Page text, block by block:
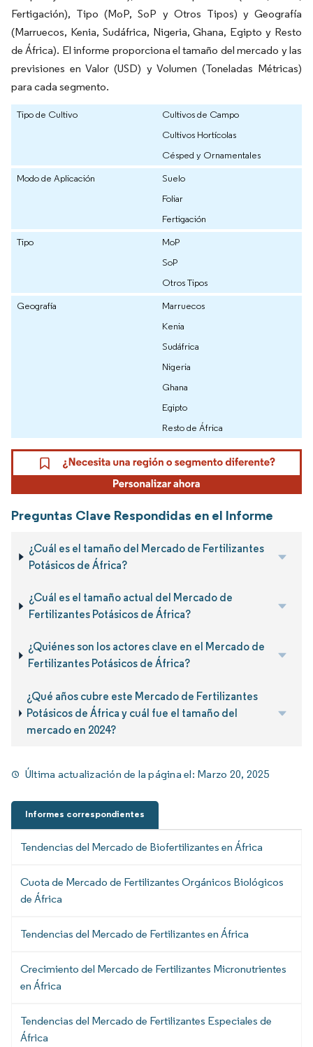
Fertigación), Tipo (MoP, SoP y Otros Tipos) y Geografía
(Marruecos, Kenia, Sudáfrica, Nigeria, Ghana, Egipto y Resto
de África). El informe proporciona el tamaño del mercado y las
previsiones en Valor (USD) y Volumen (Toneladas Métricas)
para cada segmento.
Tipo de Cultivo
Cultivos de Campo
Cultivos Hortícolas
Césped y Ornamentales
Modo de Aplicación
Suelo
Foliar
Fertigación
Tipo
MoP
SoP
Otros Tipos
Geografía
Marruecos
Kenia
Sudáfrica
Nigeria
Ghana
Egipto
Resto de África
Preguntas Clave Respondidas en el Informe
¿Cuál es el tamaño del Mercado de Fertilizantes
Potásicos de África?
¿Cuál es el tamaño actual del Mercado de
Fertilizantes Potásicos de África?
¿Quiénes son los actores clave en el Mercado de
Fertilizantes Potásicos de África?
¿Qué años cubre este Mercado de Fertilizantes
Potásicos de África y cuál fue el tamaño del
mercado en 2024?
Última actualización de la página el: Marzo 20, 2025
Informes correspondientes
Tendencias del Mercado de Biofertilizantes en África
Cuota de Mercado de Fertilizantes Orgánicos Biológicos
de África
Tendencias del Mercado de Fertilizantes en África
Crecimiento del Mercado de Fertilizantes Micronutrientes
en África
Tendencias del Mercado de Fertilizantes Especiales de
África